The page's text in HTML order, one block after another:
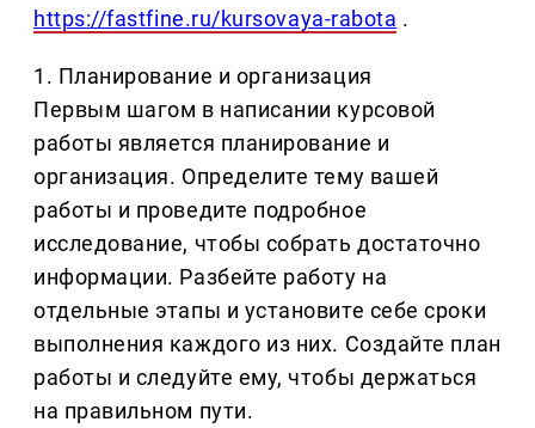
https://fastfine.ru/kursovaya-rabota .
1. Планирование и организация
Первым шагом в написании курсовой
работы является планирование и
организация. Определите тему вашей
работы и проведите подробное
исследование, чтобы собрать достаточно
информации. Разбейте работу на
отдельные этапы и установите себе сроки
выполнения каждого из них. Создайте план
работы и следуйте ему, чтобы держаться
на правильном пути.